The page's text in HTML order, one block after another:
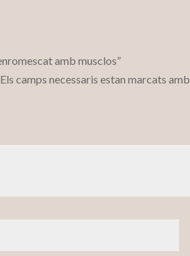
amb musclos”
Els camps necessaris estan marcats amb